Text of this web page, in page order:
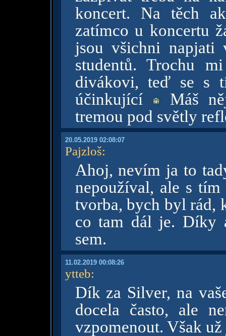
koncert. Na těch
zatímco u koncertu
jsou všichni napjati
studentů. Trochu
divákovi, teď se s
účinkující
Máš
tremou pod světly
20.05.2019 02:08:07
Pajzloš:
Ahoj, nevím ja to
nepoužíval, ale s
tvorba, bych byl rád,
co tam dál je. Díky
sem.
11.02.2019 00:08:26
ytteb:
Dík za Silver, na
docela často, ale
vzpomenout. Však